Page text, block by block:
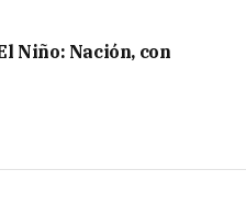
Niño: Nación, con